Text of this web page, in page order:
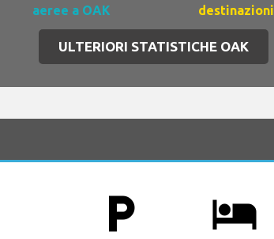
aeree a OAK
destinazioni
ULTERIORI STATISTICHE OAK
local_parking local_hotel